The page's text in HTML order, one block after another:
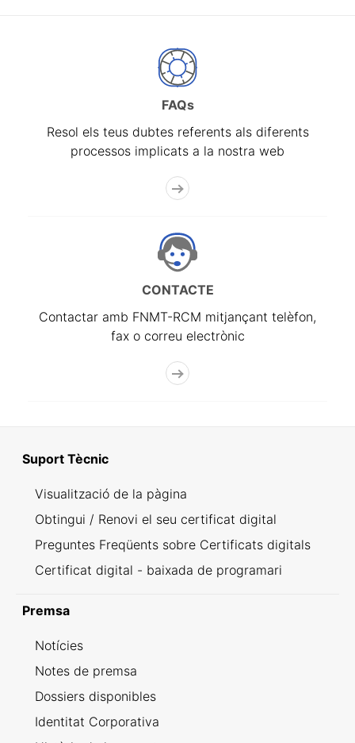
FAQs
Resol els teus dubtes referents als diferents
processos implicats a la nostra web
CONTACTE
Contactar amb FNMT-RCM mitjançant telèfon,
fax o correu electrònic
Suport Tècnic
Visualització de la pàgina
Obtingui / Renovi el seu certificat digital
Preguntes Freqüents sobre Certificats digitals
Certificat digital - baixada de programari
Premsa
Notícies
Notes de premsa
Dossiers disponibles
Identitat Corporativa